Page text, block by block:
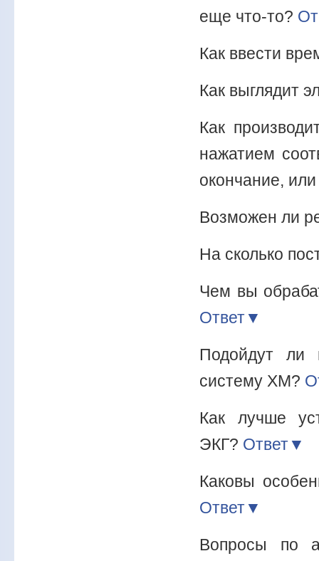
еще что-то?
Как ввести
Как выглядит
Как
нажатием
окончание,
Возможен ли
На сколько
Чем вы
Ответ▼
Подойдут ли
систему ХМ?
Как лучше
ЭКГ? Ответ▼
Каковы
Ответ▼
Вопросы по